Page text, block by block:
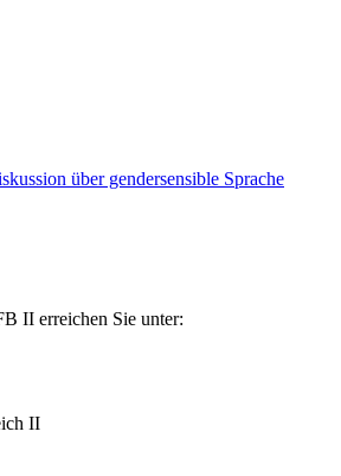
über gendersensible Sprache
II erreichen Sie unter:
II